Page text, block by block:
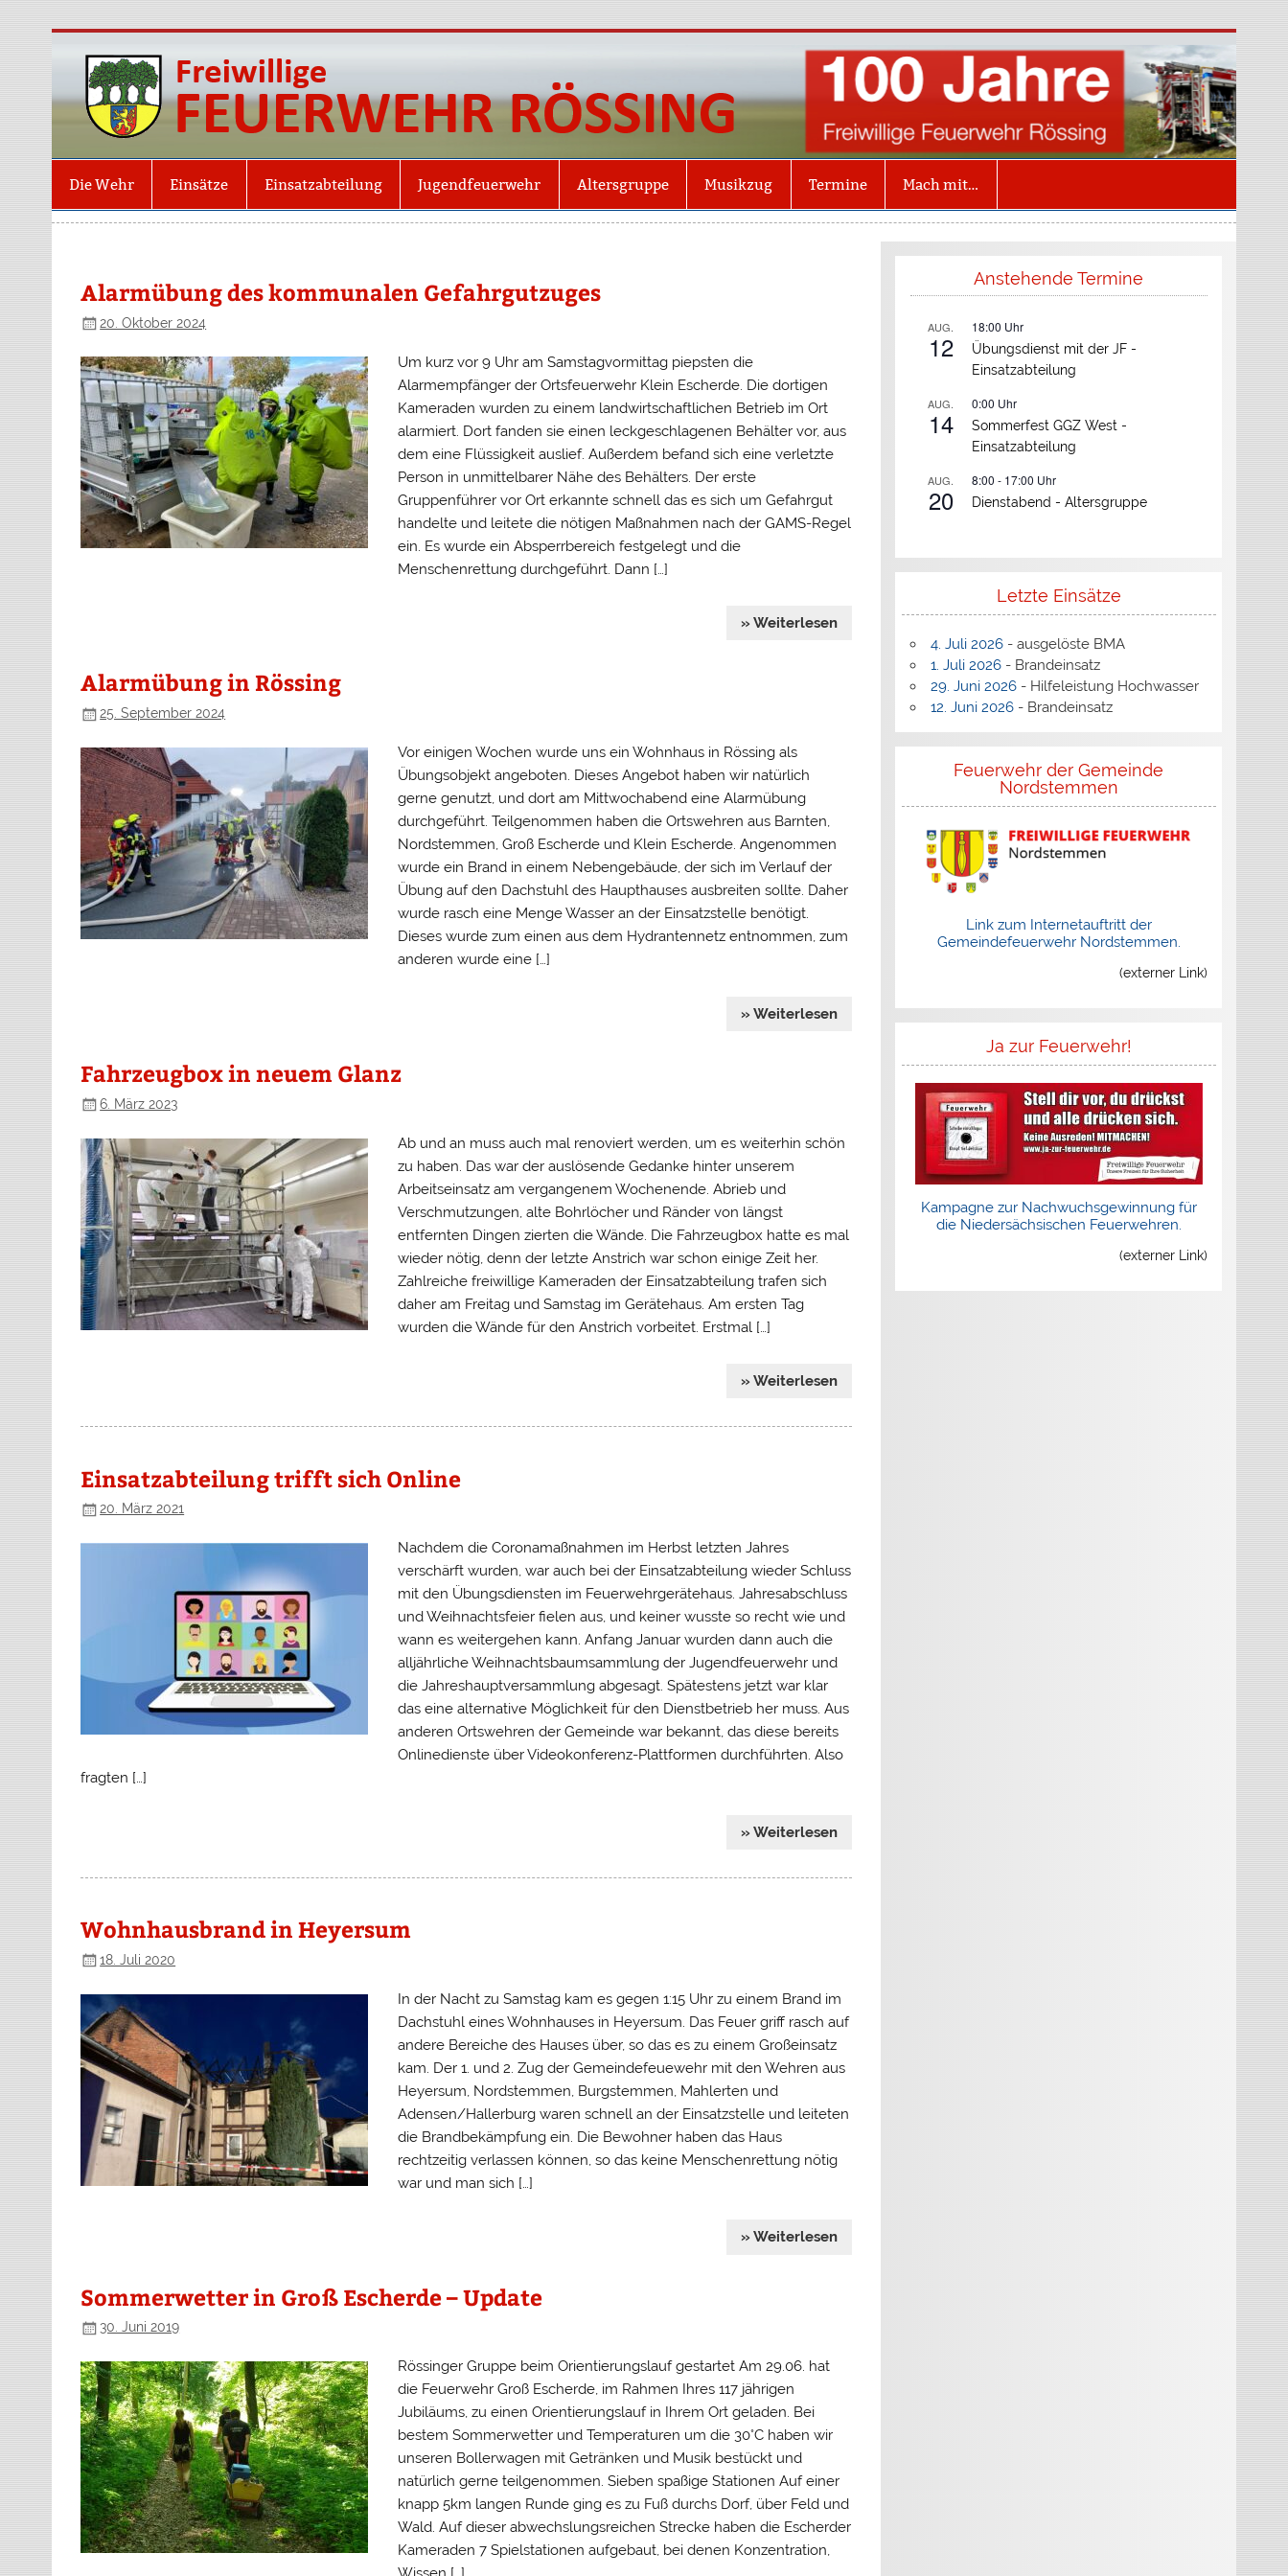
Freiwillige Feuerwehr
Rössing
Die Wehr Einsätze Einsatzabteilung Jugendfeuerwehr Altersgruppe Musikzug Termine Mach mit…
Alarmübung des kommunalen Gefahrgutzuges
20. Oktober 2024
Um kurz vor 9 Uhr am Samstagvormittag piepsten die
Alarmempfänger der Ortsfeuerwehr Klein Escherde. Die dortigen
Kameraden wurden zu einem landwirtschaftlichen Betrieb im Ort
alarmiert. Dort fanden sie einen leckgeschlagenen Behälter vor, aus
dem eine Flüssigkeit auslief. Außerdem befand sich eine verletzte
Person in unmittelbarer Nähe des Behälters. Der erste
Gruppenführer vor Ort erkannte schnell das es sich um Gefahrgut
handelte und leitete die nötigen Maßnahmen nach der GAMS-Regel
ein. Es wurde ein Absperrbereich festgelegt und die
Menschenrettung durchgeführt. Dann […]
» Weiterlesen
Alarmübung in Rössing
25. September 2024
Vor einigen Wochen wurde uns ein Wohnhaus in Rössing als
Übungsobjekt angeboten. Dieses Angebot haben wir natürlich
gerne genutzt, und dort am Mittwochabend eine Alarmübung
durchgeführt. Teilgenommen haben die Ortswehren aus Barnten,
Nordstemmen, Groß Escherde und Klein Escherde. Angenommen
wurde ein Brand in einem Nebengebäude, der sich im Verlauf der
Übung auf den Dachstuhl des Haupthauses ausbreiten sollte. Daher
wurde rasch eine Menge Wasser an der Einsatzstelle benötigt.
Dieses wurde zum einen aus dem Hydrantennetz entnommen, zum
anderen wurde eine […]
» Weiterlesen
Fahrzeugbox in neuem Glanz
6. März 2023
Ab und an muss auch mal renoviert werden, um es weiterhin schön
zu haben. Das war der auslösende Gedanke hinter unserem
Arbeitseinsatz am vergangenem Wochenende. Abrieb und
Verschmutzungen, alte Bohrlöcher und Ränder von längst
entfernten Dingen zierten die Wände. Die Fahrzeugbox hatte es mal
wieder nötig, denn der letzte Anstrich war schon einige Zeit her.
Zahlreiche freiwillige Kameraden der Einsatzabteilung trafen sich
daher am Freitag und Samstag im Gerätehaus. Am ersten Tag
wurden die Wände für den Anstrich vorbeitet. Erstmal […]
» Weiterlesen
Einsatzabteilung trifft sich Online
20. März 2021
Nachdem die Coronamaßnahmen im Herbst letzten Jahres
verschärft wurden, war auch bei der Einsatzabteilung wieder Schluss
mit den Übungsdiensten im Feuerwehrgerätehaus. Jahresabschluss
und Weihnachtsfeier fielen aus, und keiner wusste so recht wie und
wann es weitergehen kann. Anfang Januar wurden dann auch die
alljährliche Weihnachtsbaumsammlung der Jugendfeuerwehr und
die Jahreshauptversammlung abgesagt. Spätestens jetzt war klar
das eine alternative Möglichkeit für den Dienstbetrieb her muss. Aus
anderen Ortswehren der Gemeinde war bekannt, das diese bereits
Onlinedienste über Videokonferenz-Plattformen durchführten. Also
fragten […]
» Weiterlesen
Wohnhausbrand in Heyersum
18. Juli 2020
In der Nacht zu Samstag kam es gegen 1:15 Uhr zu einem Brand im
Dachstuhl eines Wohnhauses in Heyersum. Das Feuer griff rasch auf
andere Bereiche des Hauses über, so das es zu einem Großeinsatz
kam. Der 1. und 2. Zug der Gemeindefeuewehr mit den Wehren aus
Heyersum, Nordstemmen, Burgstemmen, Mahlerten und
Adensen/Hallerburg waren schnell an der Einsatzstelle und leiteten
die Brandbekämpfung ein. Die Bewohner haben das Haus
rechtzeitig verlassen können, so das keine Menschenrettung nötig
war und man sich […]
» Weiterlesen
Sommerwetter in Groß Escherde – Update
30. Juni 2019
Rössinger Gruppe beim Orientierungslauf gestartet Am 29.06. hat
die Feuerwehr Groß Escherde, im Rahmen Ihres 117 jährigen
Jubiläums, zu einen Orientierungslauf in Ihrem Ort geladen. Bei
bestem Sommerwetter und Temperaturen um die 30°C haben wir
unseren Bollerwagen mit Getränken und Musik bestückt und
natürlich gerne teilgenommen. Sieben spaßige Stationen Auf einer
knapp 5km langen Runde ging es zu Fuß durchs Dorf, über Feld und
Wald. Auf dieser abwechslungsreichen Strecke haben die Escherder
Kameraden 7 Spielstationen aufgebaut, bei denen Konzentration,
Anstehende Termine
AUG.
12
18:00 Uhr
Übungsdienst mit der JF -
Einsatzabteilung
AUG.
14
0:00 Uhr
Sommerfest GGZ West -
Einsatzabteilung
AUG.
20
8:00 - 17:00 Uhr
Dienstabend - Altersgruppe
Letzte Einsätze
4. Juli 2026- ausgelöste BMA
1. Juli 2026- Brandeinsatz
29. Juni 2026- Hilfeleistung Hochwasser
12. Juni 2026- Brandeinsatz
Feuerwehr der Gemeinde
Nordstemmen
Link zum Internetauftritt der
Gemeindefeuerwehr Nordstemmen.
(externer Link)
Ja zur Feuerwehr!
Kampagne zur Nachwuchsgewinnung für
die Niedersächsischen Feuerwehren.
(externer Link)